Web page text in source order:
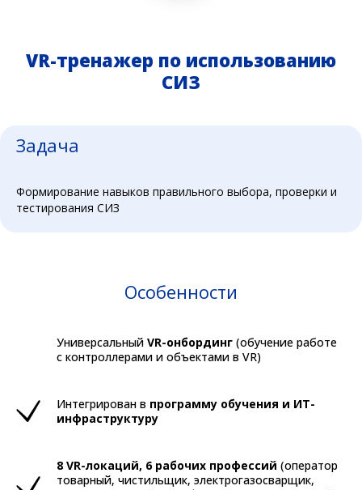
VR-тренажер по использованию
СИЗ
Задача
Формирование навыков правильного выбора, проверки и
тестирования СИЗ
Особенности
Универсальный VR-онбординг (обучение работе
с контроллерами и объектами в VR)
Интегрирован в программу обучения и ИТ-
инфраструктуру
8 VR-локаций, 6 рабочих профессий (оператор
товарный, чистильщик, электрогазосварщик,